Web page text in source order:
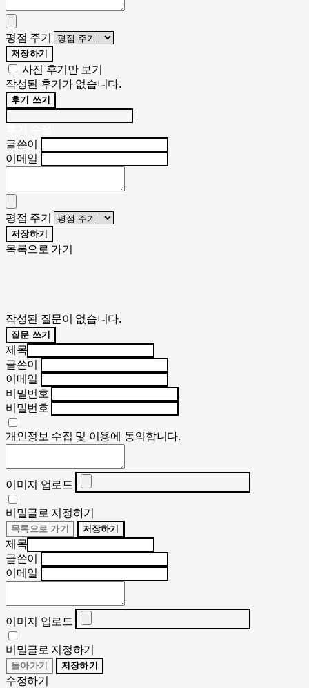
평점 주기
저장하기
사진 후기만 보기
작성된 후기가 없습니다.
후기 쓰기
글쓴이
이메일
평점 주기
저장하기
목록으로 가기
작성된 질문이 없습니다.
질문 쓰기
제목
글쓴이
이메일
비밀번호
비밀번호
개인정보 수집 및 이용에 동의합니다.
이미지 업로드
비밀글로 지정하기
목록으로 가기 저장하기
제목
글쓴이
이메일
이미지 업로드
비밀글로 지정하기
돌아가기 저장하기
수정하기